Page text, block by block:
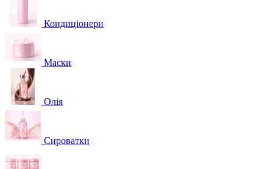
Кондиціонери
Маски
Олія
Сироватки